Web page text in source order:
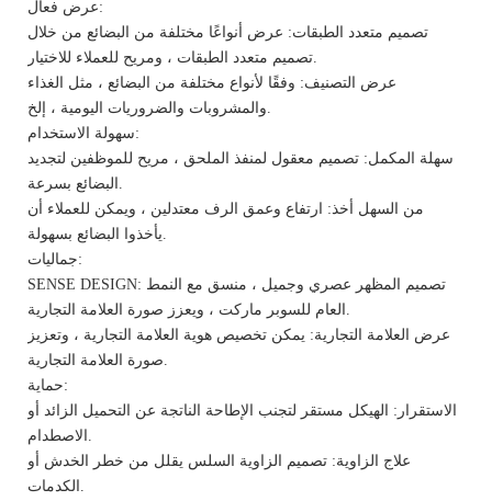
عرض فعال:
تصميم متعدد الطبقات: عرض أنواعًا مختلفة من البضائع من خلال
عرض التصنيف: وفقًا لأنواع مختلفة من البضائع ، مثل الغذاء
سهولة الاستخدام:
سهلة المكمل: تصميم معقول لمنفذ الملحق ، مريح للموظفين لتجديد
من السهل أخذ: ارتفاع وعمق الرف معتدلين ، ويمكن للعملاء أن
جماليات:
SENSE DESIGN: تصميم المظهر عصري وجميل ، منسق مع النمط
عرض العلامة التجارية: يمكن تخصيص هوية العلامة التجارية ، وتعزيز
حماية:
الاستقرار: الهيكل مستقر لتجنب الإطاحة الناتجة عن التحميل الزائد أو
علاج الزاوية: تصميم الزاوية السلس يقلل من خطر الخدش أو